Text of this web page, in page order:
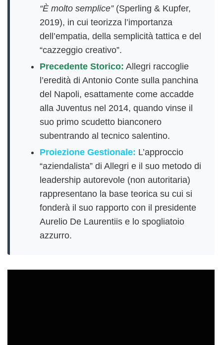
“È molto semplice”(Sperling & Kupfer,
2019), in cui teorizza l’importanza
dell’empatia, della semplicità tattica e del
“cazzeggio creativo”.
Precedente Storico: Allegri raccoglie
l’eredità di Antonio Conte sulla panchina
del Napoli, esattamente come accadde
alla Juventus nel 2014, quando vinse il
suo primo scudetto bianconero
subentrando al tecnico salentino.
Proiezione Gestionale: L’approccio
“aziendalista” di Allegri e il suo metodo di
leadership autorevole (non autoritaria)
rappresentano la base teorica su cui si
fonderà il suo rapporto con il presidente
Aurelio De Laurentiis e lo spogliatoio
azzurro.